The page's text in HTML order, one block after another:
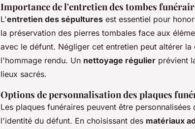
Importance de l'entretien des tombes
L'entretien des sépultures est essentiel pour
la préservation des pierres tombales face aux
avec le défunt. Négliger cet entretien peut altérer
l'hommage rendu. Un nettoyage régulier prévient
lieux sacrés.
Options de personnalisation des plaques
Les plaques funéraires peuvent être
l'identité du défunt. En choisissant des matériaux